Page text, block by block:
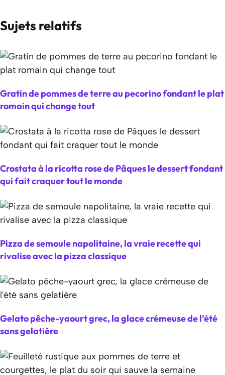
Sujets relatifs
Gratin de pommes de terre au pecorino fondant le plat
romain qui change tout
Crostata à la ricotta rose de Pâques le dessert fondant
qui fait craquer tout le monde
Pizza de semoule napolitaine, la vraie recette qui
rivalise avec la pizza classique
Gelato pêche-yaourt grec, la glace crémeuse de l’été
sans gelatière